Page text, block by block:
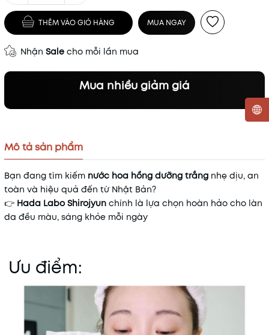
THÊM VÀO GIỎ HÀNG MUA NGAY
Nhận Sale cho mỗi lần mua
Mua nhiều giảm giá
Điều kiện:
Mô tả sản phẩm
Bạn đang tìm kiếm nước hoa hồng dưỡng trắng nhẹ dịu, an
toàn và hiệu quả đến từ Nhật Bản?
👉 Hada Labo Shirojyun chính là lựa chọn hoàn hảo cho làn
da đều màu, sáng khỏe mỗi ngày
Ưu điểm: